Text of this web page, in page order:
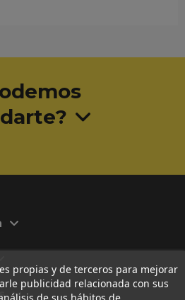
propias y de terceros para mejorar
publicidad relacionada con sus